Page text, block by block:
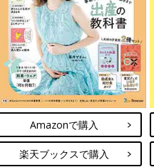
Amazonで購入
楽天ブックスで購入